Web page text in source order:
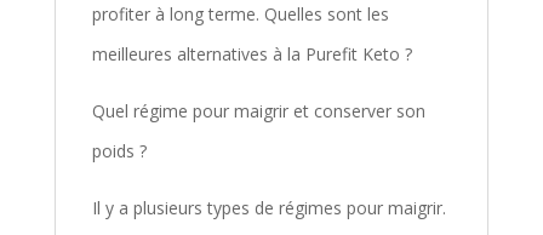
profiter à long terme. Quelles sont les
meilleures alternatives à la Purefit Keto ?
Quel régime pour maigrir et conserver son
poids ?
Il y a plusieurs types de régimes pour maigrir.